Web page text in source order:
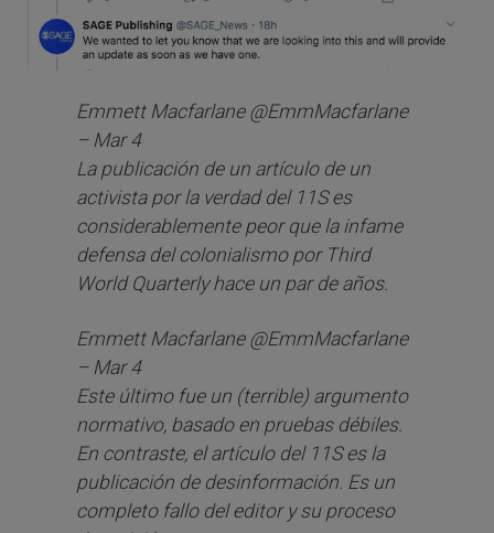
Emmett Macfarlane @EmmMacfarlane
– Mar 4
La publicación de un artículo de un
activista por la verdad del 11S es
considerablemente peor que la infame
defensa del colonialismo por Third
World Quarterly hace un par de años.
Emmett Macfarlane @EmmMacfarlane
– Mar 4
Este último fue un (terrible) argumento
normativo, basado en pruebas débiles.
En contraste, el artículo del 11S es la
publicación de desinformación. Es un
completo fallo del editor y su proceso